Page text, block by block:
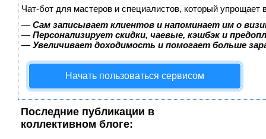
Чат-бот для мастеров и специалистов, который упрощает
— Сам записывает клиентов и напоминает им о
— Персонализирует скидки, чаевые, кэшбэк и
— Увеличивает доходимость и помогает больше
Начать пользоваться сервисом
Последние публикации в
коллективном блоге: